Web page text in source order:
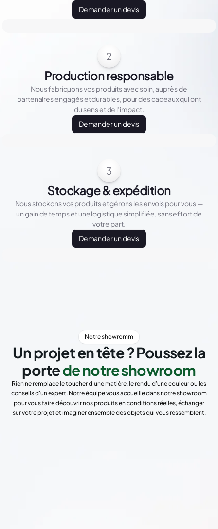
Demander un devis
2
Production responsable
Nous fabriquons vos produits avec soin, auprès de
partenaires engagés et durables, pour des cadeaux qui ont
du sens et de l’impact.
Demander un devis
3
Stockage & expédition
Nous stockons vos produits et gérons les envois pour vous —
un gain de temps et une logistique simplifiée, sans effort de
votre part.
Demander un devis
Notre showromm
Un projet en tête ? Poussez la
portede notre showroom
Rien ne remplace le toucher d'une matière, le rendu d'une couleur ou les
conseils d'un expert. Notre équipe vous accueille dans notre showroom
pour vous faire découvrir nos produits en conditions réelles, échanger
sur votre projet et imaginer ensemble des objets qui vous ressemblent.